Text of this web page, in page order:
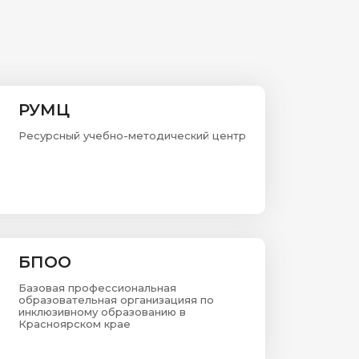
РУМЦ
Ресурсный учебно-методический центр
БПОО
Базовая профессиональная
образовательная организацияя по
инклюзивному образованию в
Красноярском крае